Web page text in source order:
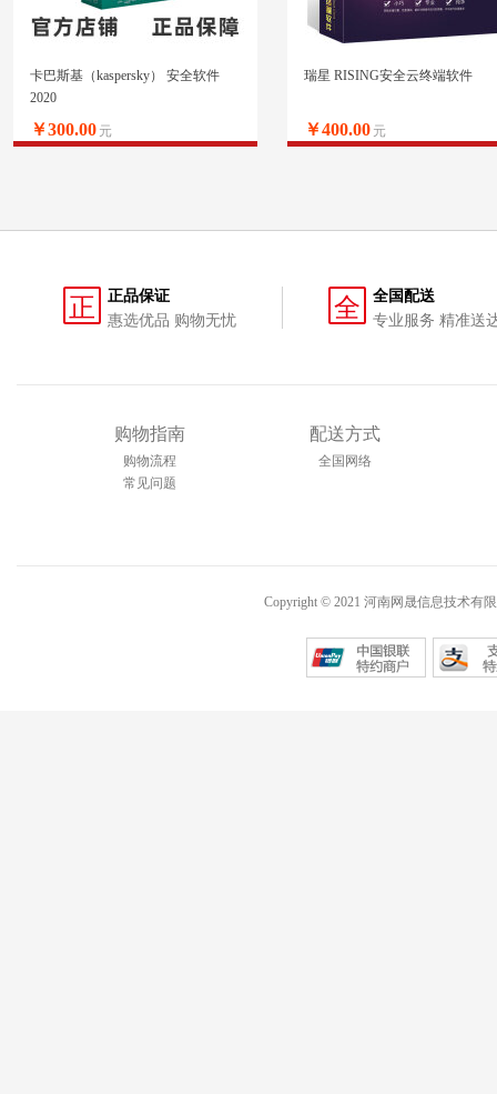
卡巴斯基（kaspersky） 安全软件
2020
￥300.00 元
瑞星 RISING安全云终端软件
￥400.00 元
正
正品保证
惠选优品 购物无忧
全
全国配送
专业服务 精准送
购物指南
购物流程
常见问题
配送方式
全国网络
Copyright © 2021 河南网晟信息技术有